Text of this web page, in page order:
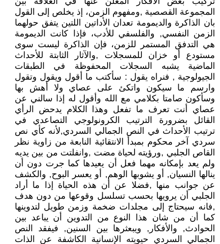
المجموعة القصصية ,ومفهوم الزمن، إذ يخلص إلى القول
بان الذاكرة والديمومة تعدان الأداتين اللتين يتفق حولهما
الزمن النفسي, والفلسفي للأدب، فإذا كانت الديمومة
هي التدفق المستمر للزمن، فإن الذاكرة ليست سوى
مستودع أو خزان للمسجلات ,والآثار الثابتة للأحداث
الماضية يشبه السجلات المحفوظة في الطبقات
الجيولوجية , فنراه يقول : سأكتب ما أقول ويقول وتقول
وارسم ما سيكون واتكئ على عصاي ولا أهش بها
وسأكون صامتا بكلامي مع الله وأقول له إذا سالني عن
عصاي أنت تعرف ما تفعل وهذا الكلام يدحض الرأي
القائل بضرورة الترتيب الكرونولوجي التصاعدي في
ترتيب الأحداث في النص الجمالي السردي,لأنه كأي نص
سردي آخر محكوم بمبدأ الانتقائية النابعة من زاوية نظر
القاص الجلبي ,ورؤيته لحياة مضت ,وانفلتت من بين يديه
ولم يعد بإمكانه مهما فعل أن يعيدها كما جرت دون أن
ينالها النسيان, أو يشوبها الوهم, أو يعسر البوح, والكشف
عن جوانب منها ,فضلا عن أن هذه الحياة إذا ما أراد
الجلبي أن يرويها بحسب تسلسل وقوعها من دون هدف
,فانه سيحتاج إلى مجلدات ضخمة وزمن طويل لتدوينها
كما أن من شان هذا النوع من التدوين أن يباعد بين
الحوادث, والأفكار, ويبعثرها بين السنين, فيفقد النص
الجمالي السردي حيويته الإنسانية الكاشفة عن الذات